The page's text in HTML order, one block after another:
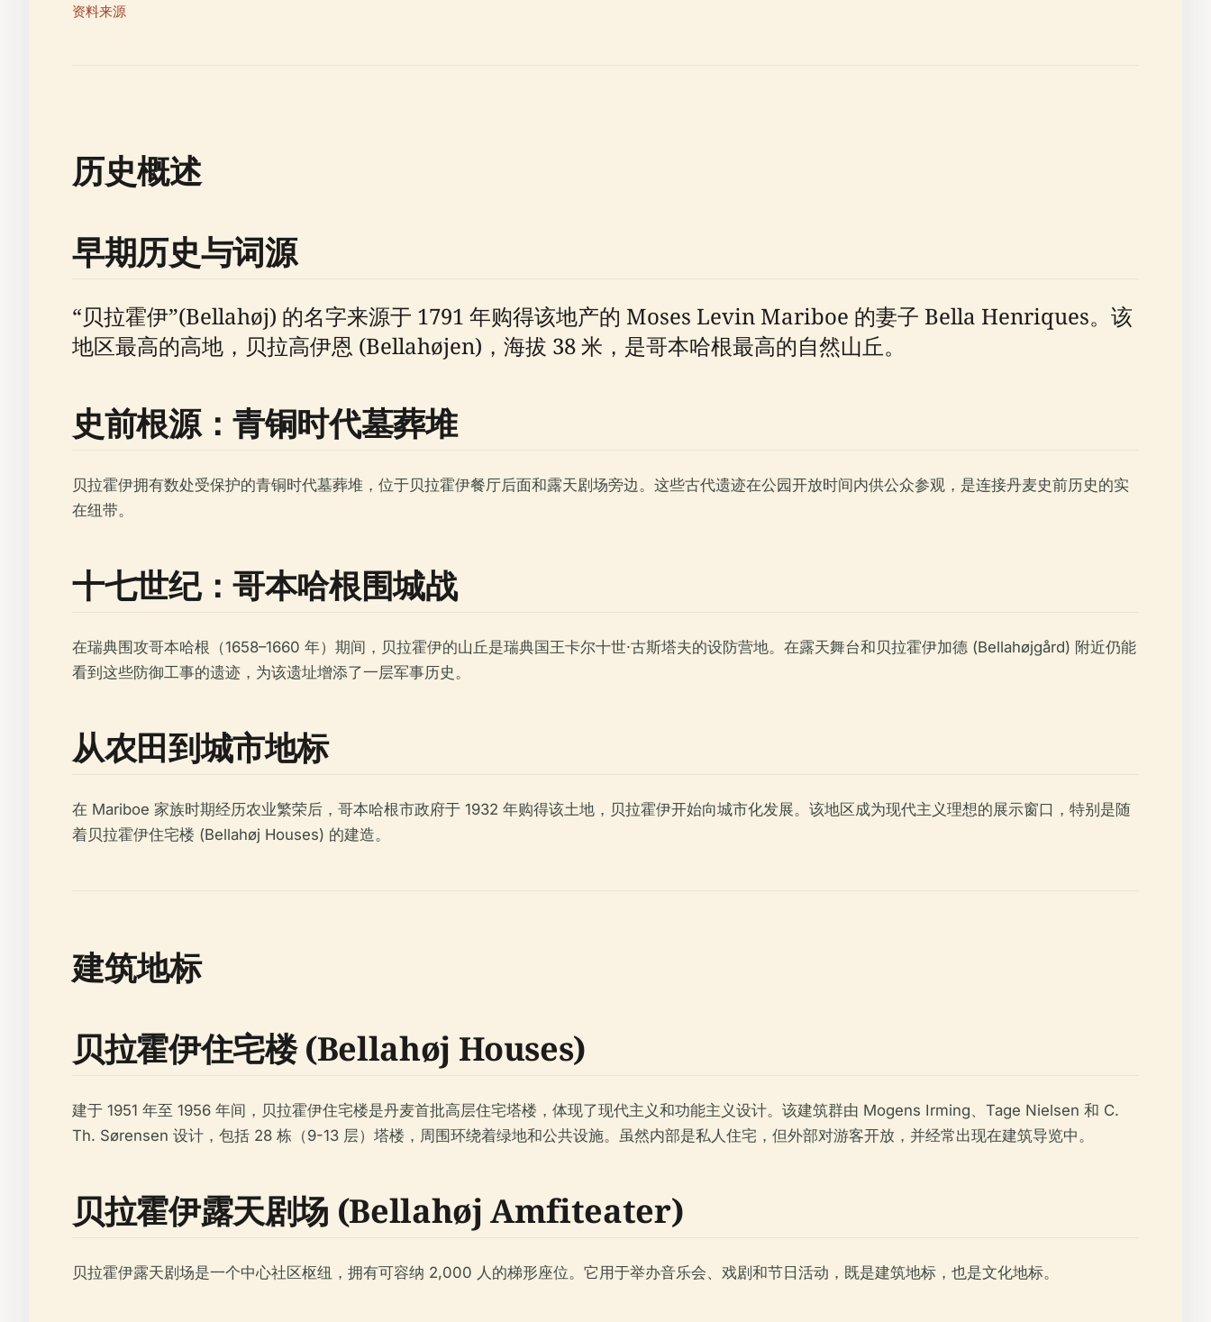
资料来源
历史概述
早期历史与词源
“贝拉霍伊”(Bellahøj) 的名字来源于 1791 年购得该地产的 Moses Levin Mariboe 的妻子 Bella Henriques。该
地区最高的高地，贝拉高伊恩 (Bellahøjen)，海拔 38 米，是哥本哈根最高的自然山丘。
史前根源：青铜时代墓葬堆
贝拉霍伊拥有数处受保护的青铜时代墓葬堆，位于贝拉霍伊餐厅后面和露天剧场旁边。这些古代遗迹在公园开放时间内供公众参观，是连接丹麦史前历史的实
在纽带。
十七世纪：哥本哈根围城战
在瑞典围攻哥本哈根（1658–1660 年）期间，贝拉霍伊的山丘是瑞典国王卡尔十世·古斯塔夫的设防营地。在露天舞台和贝拉霍伊加德 (Bellahøjgård) 附近仍能
看到这些防御工事的遗迹，为该遗址增添了一层军事历史。
从农田到城市地标
在 Mariboe 家族时期经历农业繁荣后，哥本哈根市政府于 1932 年购得该土地，贝拉霍伊开始向城市化发展。该地区成为现代主义理想的展示窗口，特别是随
着贝拉霍伊住宅楼 (Bellahøj Houses) 的建造。
建筑地标
贝拉霍伊住宅楼 (Bellahøj Houses)
建于 1951 年至 1956 年间，贝拉霍伊住宅楼是丹麦首批高层住宅塔楼，体现了现代主义和功能主义设计。该建筑群由 Mogens Irming、Tage Nielsen 和 C.
Th. Sørensen 设计，包括 28 栋（9-13 层）塔楼，周围环绕着绿地和公共设施。虽然内部是私人住宅，但外部对游客开放，并经常出现在建筑导览中。
贝拉霍伊露天剧场 (Bellahøj Amfiteater)
贝拉霍伊露天剧场是一个中心社区枢纽，拥有可容纳 2,000 人的梯形座位。它用于举办音乐会、戏剧和节日活动，既是建筑地标，也是文化地标。